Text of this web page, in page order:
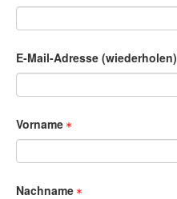
E-Mail-Adresse (wiederholen)
Vorname
Nachname